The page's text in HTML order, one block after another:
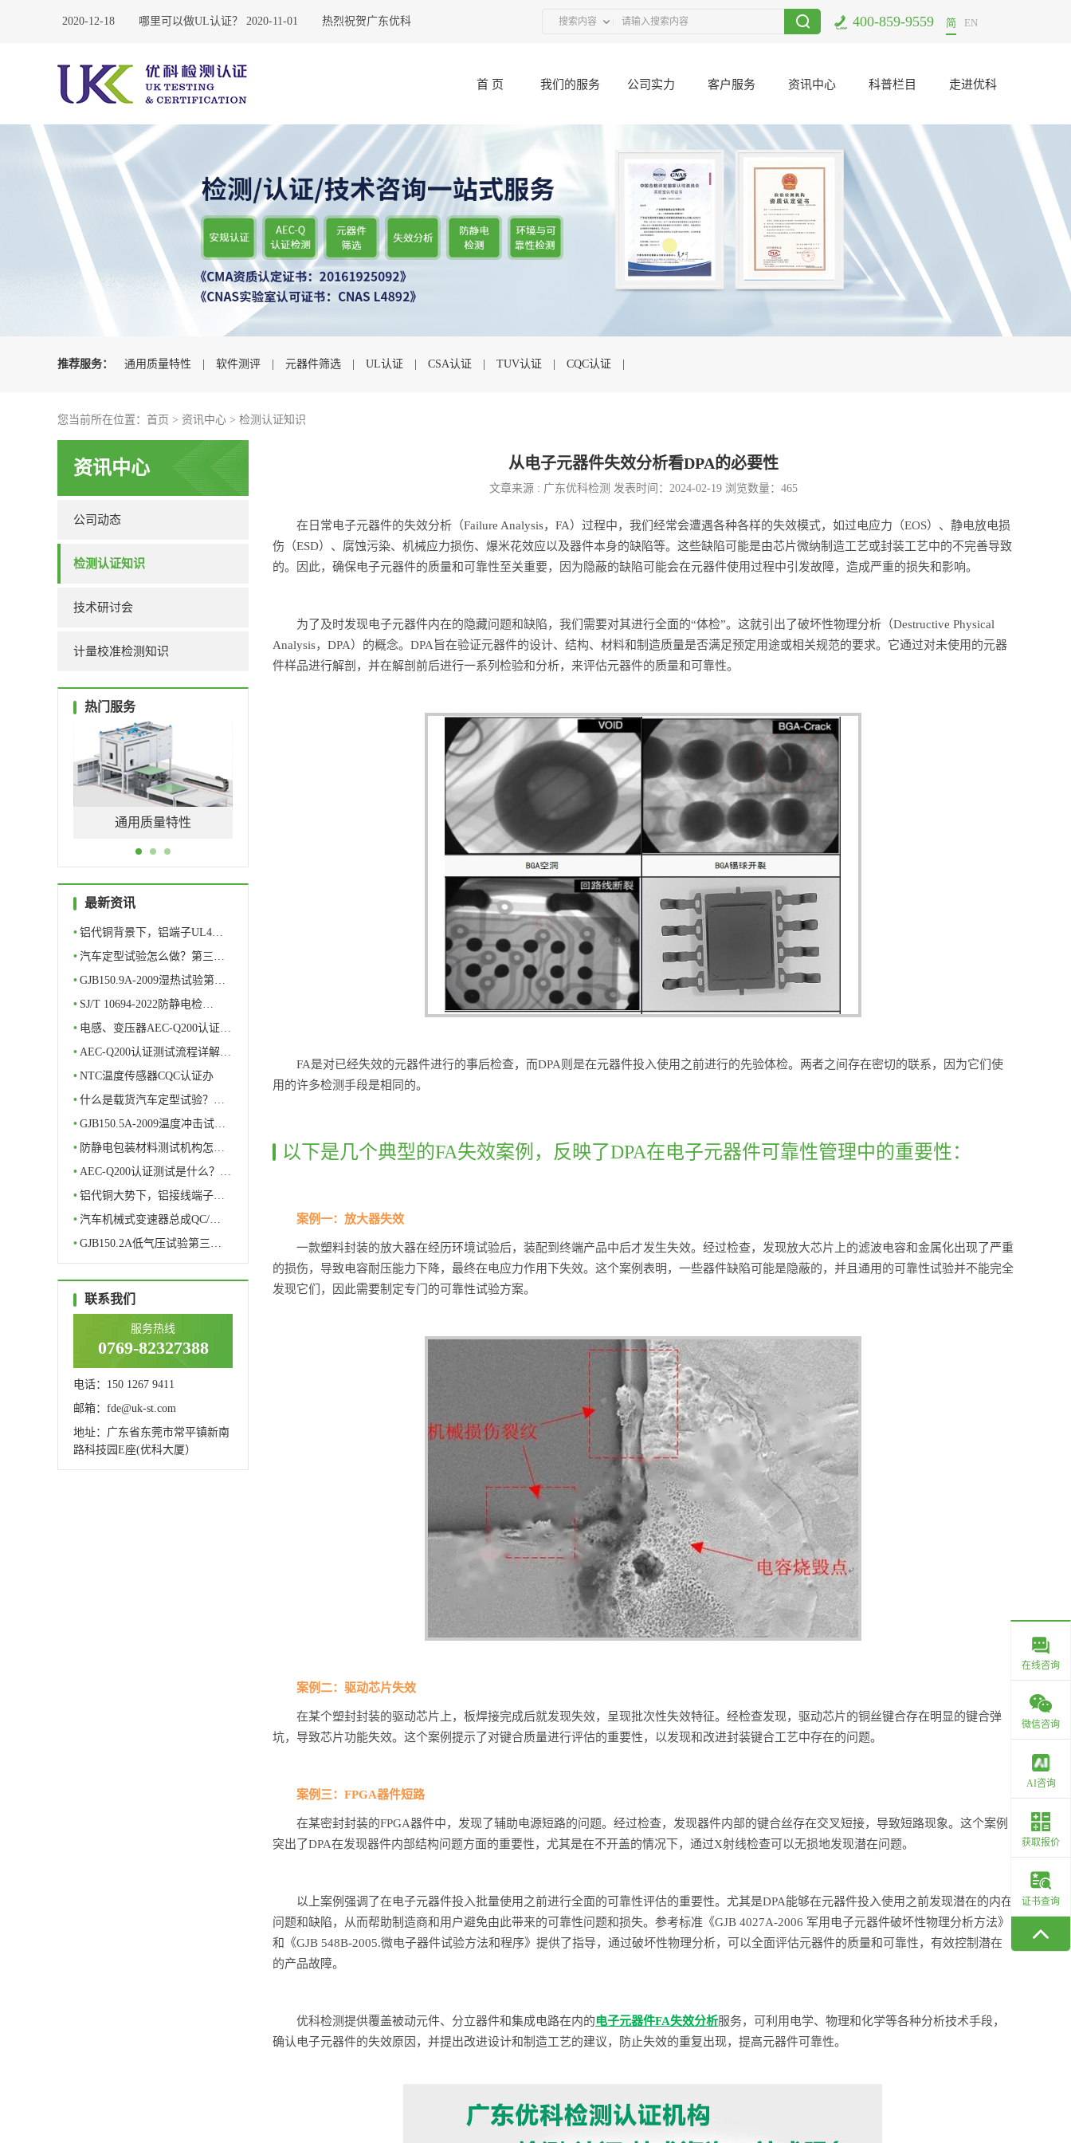
在线咨询
微信咨询
AI咨询
获取报价
证书查询
2020-12-18 2020-11-01
哪里可以做UL认证？ 2017-12-11
热烈祝贺广东优科联合UL举办的“接插件产品技术研讨会”圆满结束 2021-06-23
电子元器件二次筛选哪里可以做？ UL认证公司东莞哪里
400-859-9559 简 EN
搜索内容
首 页 我们的服务 公司实力 客户服务 资讯中心 科普栏目 走进优科
推荐服务： 通用质量特性 软件测评 元器件筛选 UL认证 CSA认证 TUV认证 CQC认证
您当前所在位置： 首页 > 资讯中心 > 检测认证知识
资讯中心
公司动态
检测认证知识
技术研讨会
计量校准检测知识
热门服务
通用质量特性 元器件筛选
最新资讯
• 铝代铜背景下，铝端子UL4…
• 汽车定型试验怎么做？第三…
• GJB150.9A-2009湿热试验第…
• SJ/T 10694-2022防静电检…
• 电感、变压器AEC-Q200认证…
• AEC-Q200认证测试流程详解…
• NTC温度传感器CQC认证办
理…
• 什么是载货汽车定型试验？…
• GJB150.5A-2009温度冲击试…
• 防静电包装材料测试机构怎…
• AEC-Q200认证测试是什么？…
• 铝代铜大势下，铝接线端子…
• 汽车机械式变速器总成QC/…
• GJB150.2A低气压试验第三…
联系我们
服务热线
0769-82327388
电话：150 1267 9411
邮箱：fde@uk-st.com
地址：广东省东莞市常平镇新南
路科技园E座(优科大厦）
从电子元器件失效分析看DPA的必要性
文章来源 : 广东优科检测 发表时间：2024-02-19 浏览数量： 465
在日常电子元器件的失效分析（Failure Analysis，FA）过程中，我们经常会遭遇各种各样的失效模式，如过电应力（EOS）、静电放电损
伤（ESD）、腐蚀污染、机械应力损伤、爆米花效应以及器件本身的缺陷等。这些缺陷可能是由芯片微纳制造工艺或封装工艺中的不完善导致
的。因此，确保电子元器件的质量和可靠性至关重要，因为隐蔽的缺陷可能会在元器件使用过程中引发故障，造成严重的损失和影响。
为了及时发现电子元器件内在的隐藏问题和缺陷，我们需要对其进行全面的“体检”。这就引出了破坏性物理分析（Destructive Physical
Analysis，DPA）的概念。DPA旨在验证元器件的设计、结构、材料和制造质量是否满足预定用途或相关规范的要求。它通过对未使用的元器
件样品进行解剖，并在解剖前后进行一系列检验和分析，来评估元器件的质量和可靠性。
FA是对已经失效的元器件进行的事后检查，而DPA则是在元器件投入使用之前进行的先验体检。两者之间存在密切的联系，因为它们使
用的许多检测手段是相同的。
以下是几个典型的FA失效案例，反映了DPA在电子元器件可靠性管理中的重要性：
案例一：放大器失效
一款塑料封装的放大器在经历环境试验后，装配到终端产品中后才发生失效。经过检查，发现放大芯片上的滤波电容和金属化出现了严重
的损伤，导致电容耐压能力下降，最终在电应力作用下失效。这个案例表明，一些器件缺陷可能是隐蔽的，并且通用的可靠性试验并不能完全
发现它们，因此需要制定专门的可靠性试验方案。
案例二：驱动芯片失效
在某个塑封封装的驱动芯片上，板焊接完成后就发现失效，呈现批次性失效特征。经检查发现，驱动芯片的铜丝键合存在明显的键合弹
坑，导致芯片功能失效。这个案例提示了对键合质量进行评估的重要性，以发现和改进封装键合工艺中存在的问题。
案例三：FPGA器件短路
在某密封封装的FPGA器件中，发现了辅助电源短路的问题。经过检查，发现器件内部的键合丝存在交叉短接，导致短路现象。这个案例
突出了DPA在发现器件内部结构问题方面的重要性，尤其是在不开盖的情况下，通过X射线检查可以无损地发现潜在问题。
以上案例强调了在电子元器件投入批量使用之前进行全面的可靠性评估的重要性。尤其是DPA能够在元器件投入使用之前发现潜在的内在
问题和缺陷，从而帮助制造商和用户避免由此带来的可靠性问题和损失。参考标准《GJB 4027A-2006 军用电子元器件破坏性物理分析方法》
和《GJB 548B-2005.微电子器件试验方法和程序》提供了指导，通过破坏性物理分析，可以全面评估元器件的质量和可靠性，有效控制潜在
的产品故障。
优科检测提供覆盖被动元件、分立器件和集成电路在内的电子元器件FA失效分析服务，可利用电学、物理和化学等各种分析技术手段，
确认电子元器件的失效原因，并提出改进设计和制造工艺的建议，防止失效的重复出现，提高元器件可靠性。